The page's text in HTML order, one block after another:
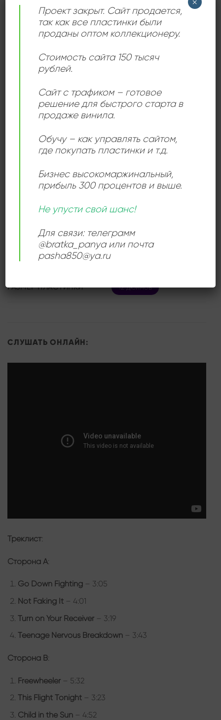
всю динамику и силу оригинальной записи.
Loud’N’Proud включает в себя один из самых
известных треков группы — кавер на песню Joni
Mitchell “This Flight Tonight”, который стал хитом и
считается одной из самых ярких интерпретаций в
композиции, такие как “Turn on Your Receiver” и “Go
Down Fighting”, которые остаются классикой хард-
ИСПОЛНИТЕЛЬ
СОСТОЯНИЕ
РАЗМЕР ПЛАСТИНКИ 12 дюймов
СЛУШАТЬ ОНЛАЙН:
Треклист:
Сторона A:
Go Down Fighting– 3:05
Not Faking It– 4:01
Turn on Your Receiver– 3:19
Teenage Nervous Breakdown– 3:43
Сторона B:
Freewheeler– 5:32
This Flight Tonight– 3:23
Child in the Sun– 4:52
Проект закрыт. Сайт продается,
так как все пластинки были
проданы оптом коллекционеру.
Стоимость сайта 150 тысяч
рублей.
Сайт с трафиком – готовое
решение для быстрого старта в
продаже винила.
Обучу – как управлять сайтом,
где покупать пластинки и т.д.
Бизнес высокомаржинальный,
прибыль 300 процентов и выше.
Не упусти свой шанс!
Для связи: телеграмм
@bratka_panya или почта
pasha850@ya.ru